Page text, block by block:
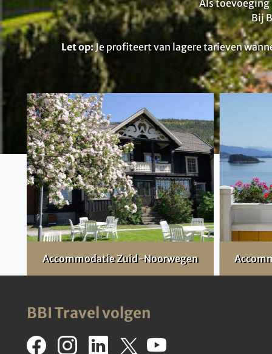
Als toevoeging
Bij
Let op:Je profiteert van lagere tarieven
Accommodatie Zuid-Noorwegen
BBI Travel volgen